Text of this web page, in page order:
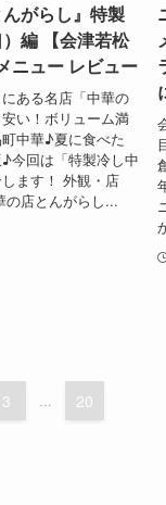
がらし』特製
編 【会津若松
ニュー レビュー
ある名店「中華の
い！ボリューム満
中華♪夏に食べた
今回は「特製冷し中
ます！ 外観・店
の店とんがらし...
3 ... 20